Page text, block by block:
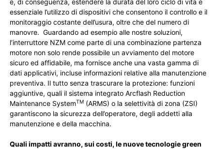
e, di conseguenza, estendere la durata del loro ciclo di vita è
essenziale l’utilizzo di dispositivi che consentono il controllo e il
monitoraggio costante dell’usura, oltre che del numero di
manovre. Guardando ad esempio alle nostre soluzioni,
l’interruttore NZM come parte di una combinazione partenza
motore non solo rende possibile un avviamento del motore
sicuro ed affidabile, ma fornisce anche una vasta gamma di
dati applicativi, incluse informazioni relative alla manutenzione
preventiva. Il tutto senza trascurare la protezione: funzioni
aggiuntive, quali il sistema integrato Arcflash Reduction
Maintenance SystemTM (ARMS) o la selettività di zona (ZSI)
garantiscono la sicurezza dell’operatore, degli addetti alla
manutenzione e della macchina.
Quali impatti avranno, sui costi, le nuove tecnologie green